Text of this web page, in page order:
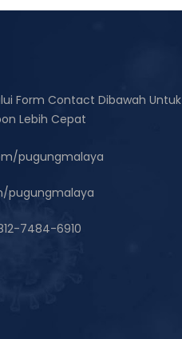
Form Contact Dibawah Untuk
Lebih Cepat
pugungmalaya
pugungmalaya
7484-6910